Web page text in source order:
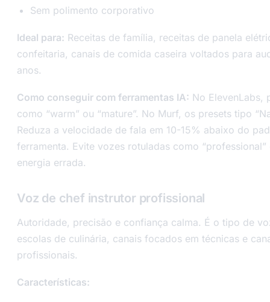
Sem polimento corporativo
Ideal para: Receitas de família, receitas de panela
confeitaria, canais de comida caseira voltados para
anos.
Como conseguir com ferramentas IA: No ElevenLabs,
como “warm” ou “mature”. No Murf, os presets tipo
Reduza a velocidade de fala em 10-15% abaixo do
ferramenta. Evite vozes rotuladas como
energia errada.
Voz de chef instrutor profissional
Autoridade, precisão e confiança calma. É o tipo de
escolas de culinária, canais focados em técnicas e
profissionais.
Características: